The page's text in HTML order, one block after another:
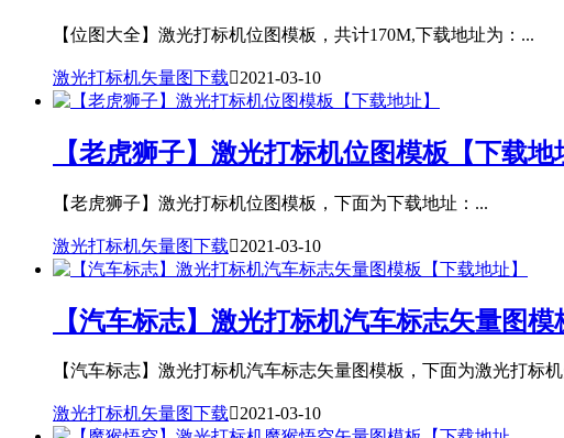
【位图大全】激光打标机位图模板，共计170M,下载地址为：...
激光打标机矢量图下载2021-03-10
【老虎狮子】激光打标机位图模板【下载地
【老虎狮子】激光打标机位图模板，下面为下载地址：...
激光打标机矢量图下载2021-03-10
【汽车标志】激光打标机汽车标志矢量图模
【汽车标志】激光打标机汽车标志矢量图模板，下面为激光打标
激光打标机矢量图下载2021-03-10